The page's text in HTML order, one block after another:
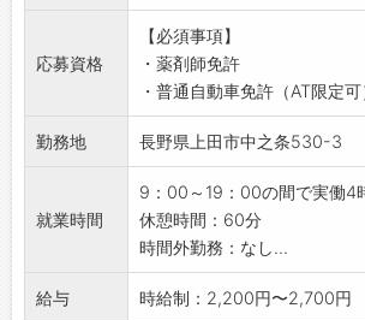
【おすすめポイント】
店内は明るい雰囲気でアット
ります。
【やりがい】
地元の方々に長年愛されてい
【研修制度・ステップアップ】
【職場の雰囲気・社風】
仕事におけるリスク軽減のた
入や店内のリフォーム、レイ
して仕事環境を整えておりま
応募資格
【必須事項】
・薬剤師免許
・普通自動車免許（AT限定可
勤務地 長野県上田市中之条530-3
就業時間
9：00～19：00の間で実働4
休憩時間：60分
時間外勤務：なし...
給与 時給制：2,200円〜2,700円